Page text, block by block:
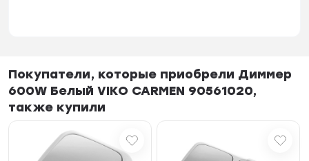
Покупатели, которые приобрели Диммер
600W Белый VIKO CARMEN 90561020,
также купили